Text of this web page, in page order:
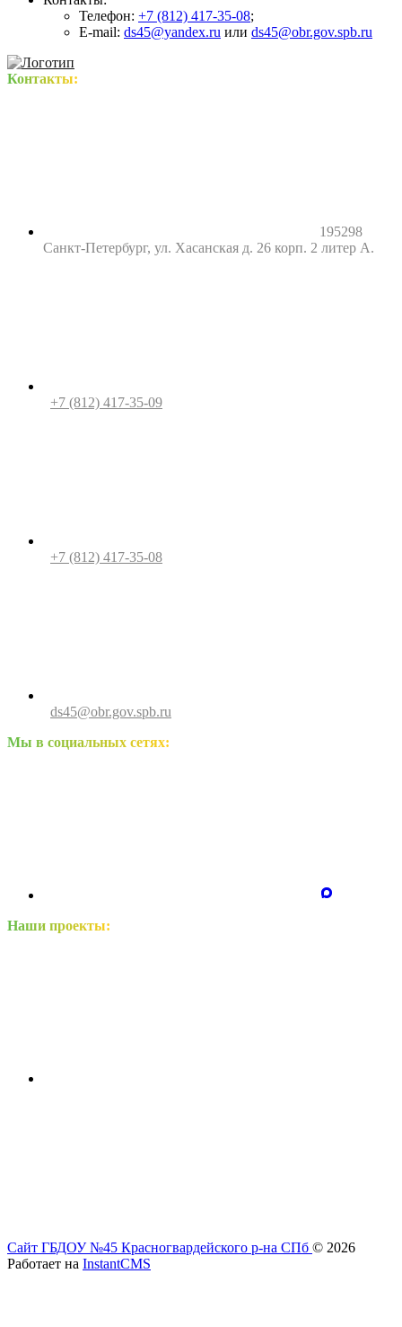
Телефон: +7 (812) 417-35-08;
E-mail: ds45@yandex.ru или ds45@obr.gov.spb.ru
Контакты:
195298
Санкт-Петербург, ул. Хасанская д. 26 корп. 2 литер А.
+7 (812) 417-35-09
+7 (812) 417-35-08
ds45@obr.gov.spb.ru
Мы в социальных сетях:
Наши проекты:
Сайт ГБДОУ №45 Красногвардейского р-на СПб © 2026
Работает на InstantCMS